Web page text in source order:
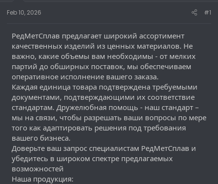
t
a
t
e
r
Feb 10, 2026 #1
РедМетСплав предлагает широкий ассортимент
качественных изделий из ценных материалов. Не
важно, какие объемы вам необходимы - от мелких
партий до обширных поставок, мы обеспечиваем
оперативное исполнение вашего заказа.
Каждая единица товара подтверждена требуемыми
документами, подтверждающими их соответствие
стандартам. Дружелюбная помощь - наш стандарт –
мы на связи, чтобы разрешать ваши вопросы по мере
того как адаптировать решения под требования
вашего бизнеса.
Доверьте ваш запрос специалистам РедМетСплав и
убедитесь в широком спектре предлагаемых
возможностей
Наша продукция: